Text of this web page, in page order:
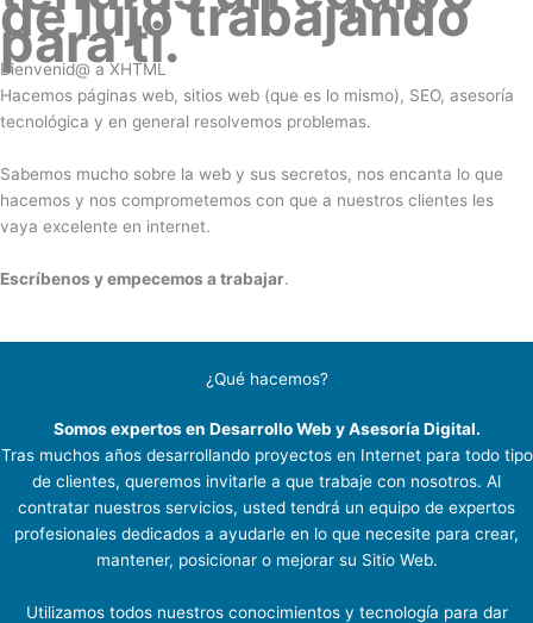
de lujo trabajando
para ti.
Bienvenid@ a XHTML
Hacemos páginas web, sitios web (que es lo mismo), SEO, asesoría
tecnológica y en general resolvemos problemas.
Sabemos mucho sobre la web y sus secretos, nos encanta lo que
hacemos y nos comprometemos con que a nuestros clientes les
vaya excelente en internet.
Escríbenos y empecemos a trabajar.
¿Qué hacemos?
Somos expertos en Desarrollo Web y Asesoría Digital.
Tras muchos años desarrollando proyectos en Internet para todo tipo
de clientes, queremos invitarle a que trabaje con nosotros. Al
contratar nuestros servicios, usted tendrá un equipo de expertos
profesionales dedicados a ayudarle en lo que necesite para crear,
mantener, posicionar o mejorar su Sitio Web.
Utilizamos todos nuestros conocimientos y tecnología para dar